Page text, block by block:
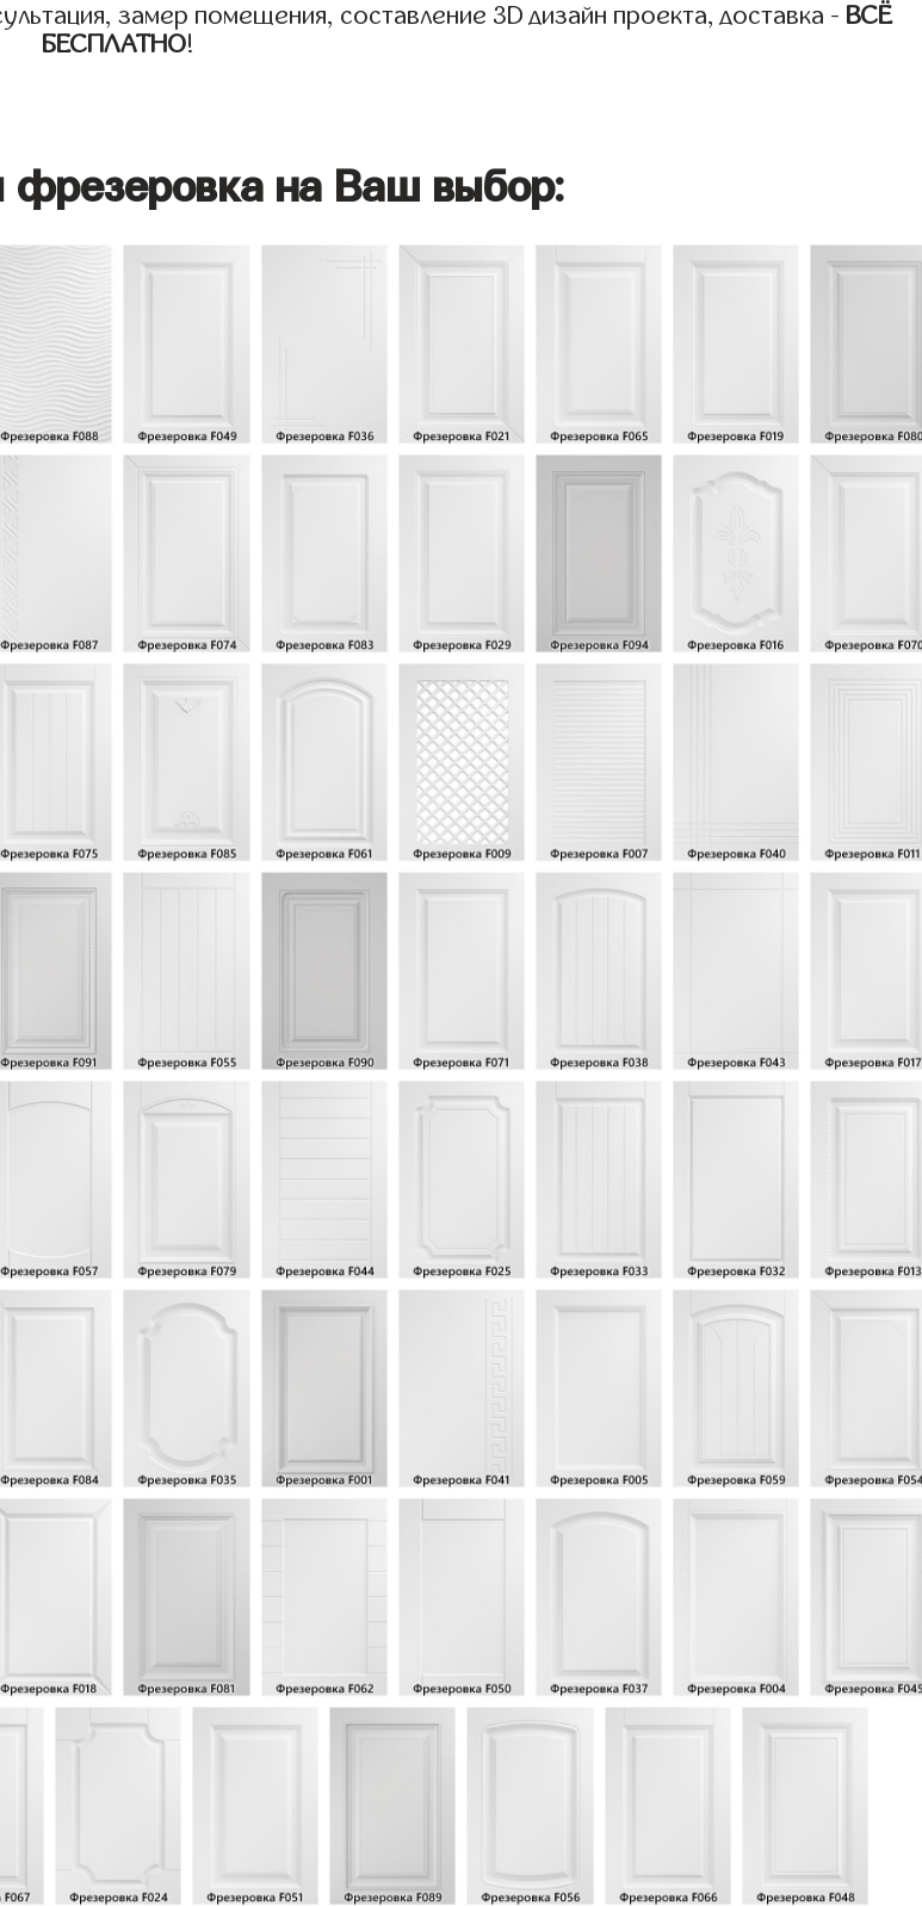
замер помещения, составление 3D дизайн проекта, доставка - ВСЁ
БЕСПЛАТНО!
фрезеровка на Ваш выбор: